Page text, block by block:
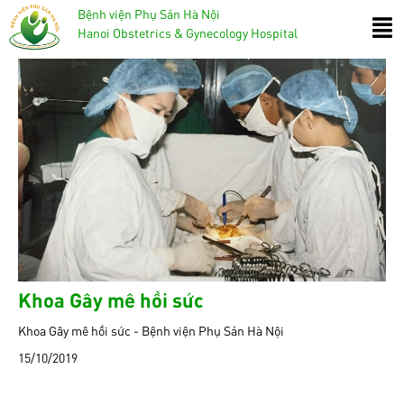
Bệnh viện Phụ Sản Hà Nội
Hanoi Obstetrics & Gynecology Hospital
Khoa Gây mê hồi sức
Khoa Gây mê hồi sức - Bệnh viện Phụ Sản Hà Nội
15/10/2019